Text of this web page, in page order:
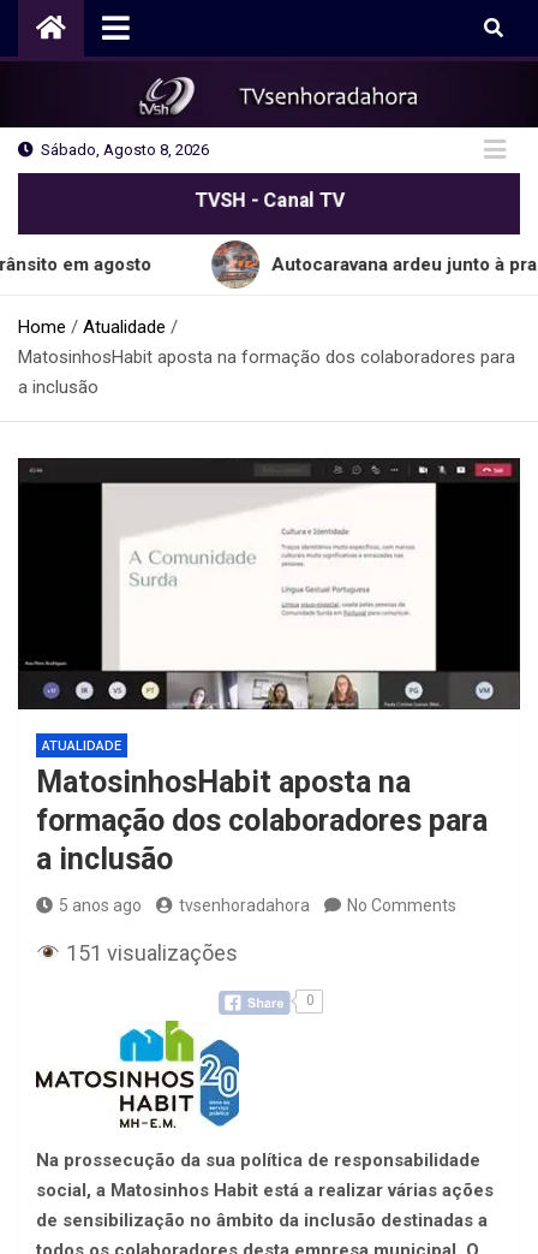
Sábado, Agosto 8, 2026
TVSH - Canal TV
agosto Autocaravana ardeu junto à praia do
Home
Atualidade
MatosinhosHabit aposta na formação dos colaboradores para
a inclusão
ATUALIDADE
MatosinhosHabit aposta na
formação dos colaboradores para
a inclusão
5 anos ago tvsenhoradahora No Comments
151 visualizações
0
Na prossecução da sua política de responsabilidade
social, a Matosinhos Habit está a realizar várias ações
de sensibilização no âmbito da inclusão destinadas a